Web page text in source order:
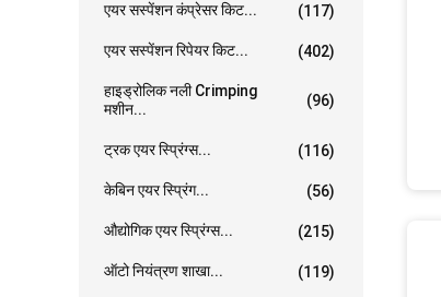
एयर सस्पेंशन कंप्रेसर किट... (117)
एयर सस्पेंशन रिपेयर किट... (402)
हाइड्रोलिक नली Crimping
मशीन...
(96)
ट्रक एयर स्प्रिंग्स... (116)
केबिन एयर स्प्रिंग... (56)
औद्योगिक एयर स्प्रिंग्स... (215)
ऑटो नियंत्रण शाखा... (119)